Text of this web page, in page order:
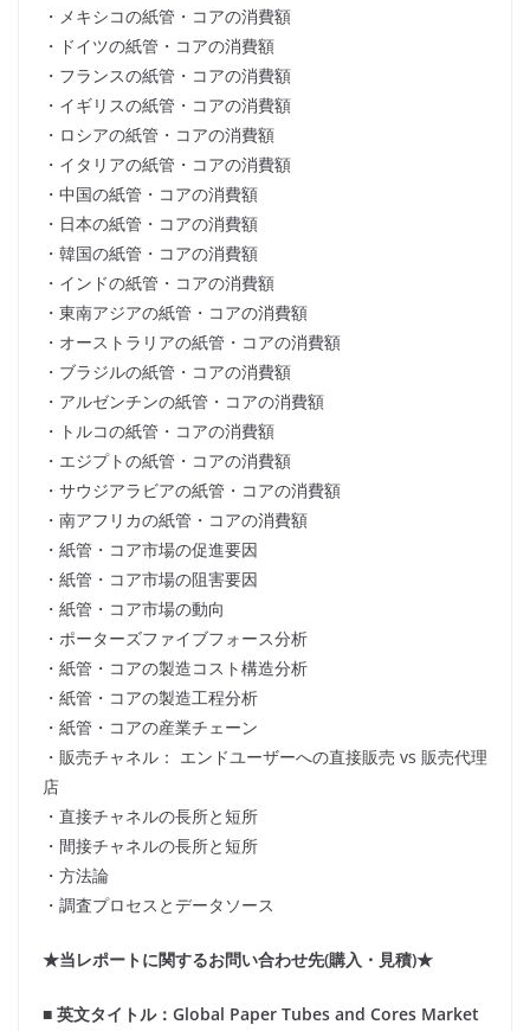
・メキシコの紙管・コアの消費額
・ドイツの紙管・コアの消費額
・フランスの紙管・コアの消費額
・イギリスの紙管・コアの消費額
・ロシアの紙管・コアの消費額
・イタリアの紙管・コアの消費額
・中国の紙管・コアの消費額
・日本の紙管・コアの消費額
・韓国の紙管・コアの消費額
・インドの紙管・コアの消費額
・東南アジアの紙管・コアの消費額
・オーストラリアの紙管・コアの消費額
・ブラジルの紙管・コアの消費額
・アルゼンチンの紙管・コアの消費額
・トルコの紙管・コアの消費額
・エジプトの紙管・コアの消費額
・サウジアラビアの紙管・コアの消費額
・南アフリカの紙管・コアの消費額
・紙管・コア市場の促進要因
・紙管・コア市場の阻害要因
・紙管・コア市場の動向
・ポーターズファイブフォース分析
・紙管・コアの製造コスト構造分析
・紙管・コアの製造工程分析
・紙管・コアの産業チェーン
・販売チャネル： エンドユーザーへの直接販売 vs 販売代理
店
・直接チャネルの長所と短所
・間接チャネルの長所と短所
・方法論
・調査プロセスとデータソース
★当レポートに関するお問い合わせ先(購入・見積)★
■ 英文タイトル：Global Paper Tubes and Cores Market